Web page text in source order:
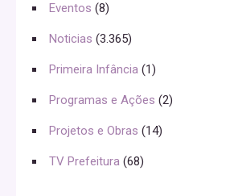
Eventos (8)
Noticias (3.365)
Primeira Infância (1)
Programas e Ações (2)
Projetos e Obras (14)
TV Prefeitura (68)